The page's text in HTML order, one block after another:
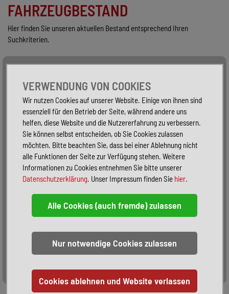
FAHRZEUGBESTAND
Hier finden Sie unseren aktuellen Bestand entsprechend Ihren
Suchkriterien.
Alle Fahrzeuge
Sortieren:
VERWENDUNG VON COOKIES
Wir nutzen Cookies auf unserer Website. Einige von ihnen sind
essenziell für den Betrieb der Seite, während andere uns
helfen, diese Website und die Nutzererfahrung zu verbessern.
Sie können selbst entscheiden, ob Sie Cookies zulassen
möchten. Bitte beachten Sie, dass bei einer Ablehnung nicht
alle Funktionen der Seite zur Verfügung stehen. Weitere
Informationen zu Cookies entnehmen Sie bitte unserer
Datenschutzerklärung. Unser Impressum finden Sie hier.